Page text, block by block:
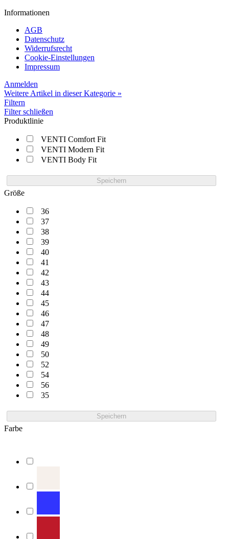
Informationen
AGB
Datenschutz
Widerrufsrecht
Cookie-Einstellungen
Impressum
Anmelden
Weitere Artikel in dieser Kategorie »
Filtern
Filter schließen
Produktlinie
VENTI Comfort Fit
VENTI Modern Fit
VENTI Body Fit
Speichern
Größe
36
37
38
39
40
41
42
43
44
45
46
47
48
49
50
52
54
56
35
Speichern
Farbe